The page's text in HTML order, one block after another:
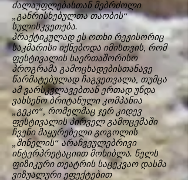
ძალაუფლებასთან მებრძოლი
„განრისხებულთა თაობის“
სულისკვეთება.
პრაქტიკულად ეს ოთხი რეჟისორიც
საკმარისი იქნებოდა იმისთვის, რომ
ფესტივალის საერთაშორისო
პროგრამა გამოცხადებისთანავე
წარმატებულად ჩაგვეთვალა, თუმცა
ამ ვარსკვლავებთან ერთად უნდა
ვახსენო ბრიტანული კომპანია
„გეკო“, რომელმაც ჯერ კიდევ
ფესტივალის პირველ გამოცემაში
ჩვენი მაყურებელი გოგოლის
„შინელის“ არაჩვეულებრივი
ინტერპრეტაციით მოხიბლა. წელს
ფიზიკური თეატრის საცეკვაო დასმა
ვიზუალური ეფექტებით